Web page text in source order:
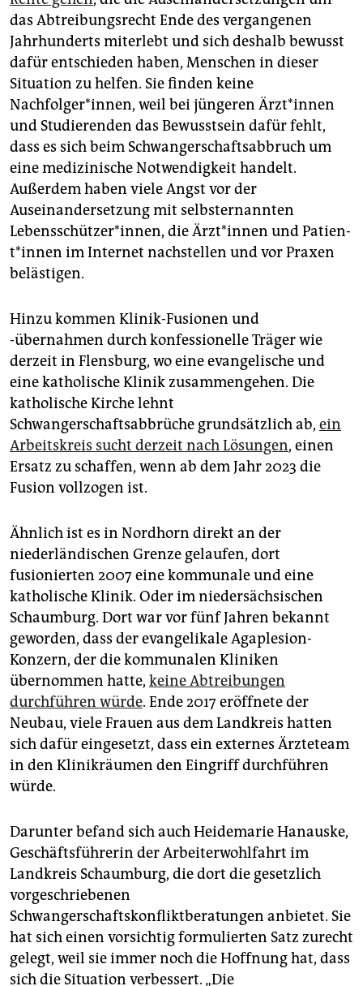
das Abtreibungsrecht Ende des vergangenen
Jahrhunderts miterlebt und sich deshalb bewusst
dafür entschieden haben, Menschen in dieser
Situation zu helfen. Sie finden keine
Nachfolger*innen, weil bei jüngeren Ärz­t*in­nen
und Studierenden das Bewusstsein dafür fehlt,
dass es sich beim Schwangerschaftsabbruch um
eine medizinische Notwendigkeit handelt.
Außerdem haben viele Angst vor der
Auseinandersetzung mit selbsternannten
Lebensschützer*innen, die Ärz­t*in­nen und Pa­ti­en­
t*in­nen im Internet nachstellen und vor Praxen
belästigen.
Hinzu kommen Klinik-Fusionen und
-übernahmen durch konfessionelle Träger wie
derzeit in Flensburg, wo eine evangelische und
eine katholische Klinik zusammengehen. Die
katholische Kirche lehnt
Schwangerschaftsabbrüche grundsätzlich ab, ein
Arbeitskreis sucht derzeit nach Lösungen, einen
Ersatz zu schaffen, wenn ab dem Jahr 2023 die
Fusion vollzogen ist.
Ähnlich ist es in Nordhorn direkt an der
niederländischen Grenze gelaufen, dort
fusionierten 2007 eine kommunale und eine
katholische Klinik. Oder im niedersächsischen
Schaumburg. Dort war vor fünf Jahren bekannt
geworden, dass der evangelikale ­Agaplesion-
Konzern, der die kommunalen Kliniken
übernommen hatte, keine Abtreibungen
durchführen würde. Ende 2017 eröffnete der
Neubau, viele Frauen aus dem Landkreis hatten
sich dafür eingesetzt, dass ein externes Ärzteteam
in den Klinikräumen den Eingriff durchführen
würde.
Darunter befand sich auch Heidemarie Hanauske,
Geschäftsführerin der Arbeiterwohlfahrt im
Landkreis Schaumburg, die dort die gesetzlich
vorgeschriebenen
Schwangerschaftskonfliktberatungen anbietet. Sie
hat sich einen vorsichtig formulierten Satz zurecht
gelegt, weil sie immer noch die Hoffnung hat, dass
sich die Situation verbessert. „Die